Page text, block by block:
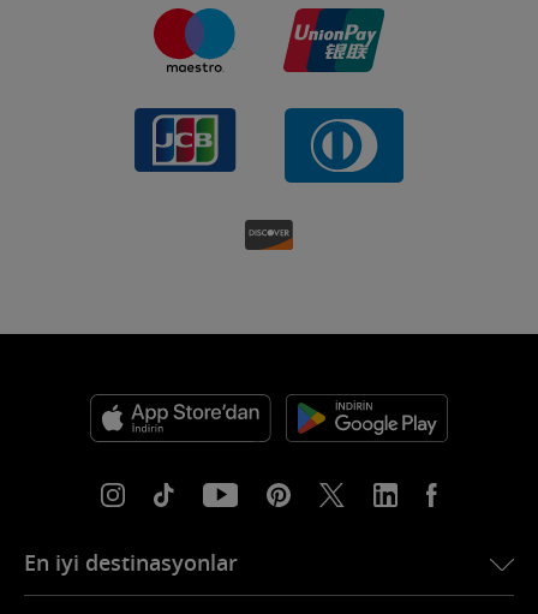
En iyi destinasyonlar